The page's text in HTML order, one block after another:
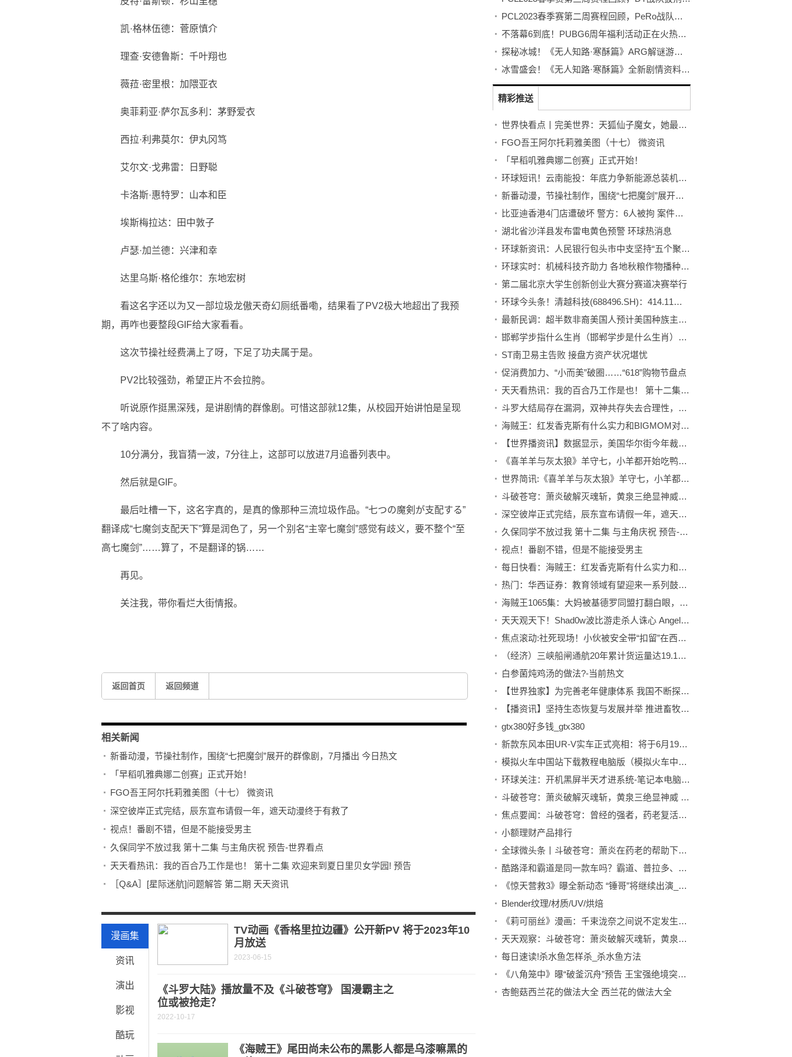
凯·格林伍德：菅原慎介
理查·安德鲁斯：千叶翔也
薇菈·密里根：加隈亚衣
奥菲莉亚·萨尔瓦多利：茅野爱衣
西拉·利弗莫尔：伊丸冈笃
艾尔文·戈弗雷：日野聪
卡洛斯·惠特罗：山本和臣
埃斯梅拉达：田中敦子
卢瑟·加兰德：兴津和幸
达里乌斯·格伦维尔：东地宏树
看这名字还以为又一部垃圾龙傲天奇幻厕纸番嘞，结果看了PV2极大地超出了我预
期，再咋也要整段GIF给大家看看。
这次节操社经费满上了呀，下足了功夫属于是。
PV2比较强劲，希望正片不会拉胯。
听说原作挺黑深残，是讲剧情的群像剧。可惜这部就12集，从校园开始讲怕是呈现
不了啥内容。
10分满分，我盲猜一波，7分往上，这部可以放进7月追番列表中。
然后就是GIF。
最后吐槽一下，这名字真的，是真的像那种三流垃圾作品。“七つの魔剣が支配する”
翻译成“七魔剑支配天下”算是润色了，另一个别名“主宰七魔剑”感觉有歧义，要不整个“至
高七魔剑”……算了，不是翻译的锅……
再见。
关注我，带你看烂大街情报。
返回首页 返回频道
相关新闻
新番动漫，节操社制作，围绕“七把魔剑”展开的群像剧，7月播出 今日热文
「早稻叽雅典娜二创赛」正式开始！
FGO吾王阿尔托莉雅美图（十七） 微资讯
深空彼岸正式完结，辰东宣布请假一年，遮天动漫终于有救了
视点！番剧不错，但是不能接受男主
久保同学不放过我 第十二集 与主角庆祝 预告-世界看点
天天看热讯：我的百合乃工作是也！ 第十二集 欢迎来到夏日里贝女学园! 预告
［Q&A］[星际迷航]问题解答 第二期 天天资讯
漫画集
资讯
演出
影视
酷玩
TV动画《香格里拉边疆》公开新PV 将于2023年10
月放送
2023-06-15
《斗罗大陆》播放量不及《斗破苍穹》 国漫霸主之
位或被抢走？
2022-10-17
《海贼王》尾田尚未公布的黑影人都是乌漆嘛黑的
PCL2023春季赛第二周赛程回顾，PeRo战队绝地反击夺桂冠
不落幕6到底！PUBG6周年福利活动正在火热开启！
探秘冰城！《无人知路·寒酥篇》ARG解谜游戏！打破次元的更多可能！
冰雪盛会！《无人知路·寒酥篇》全新剧情资料片发布！ARG解谜游戏
精彩推送
世界快看点丨完美世界：天狐仙子魔女，她最终达到了什么的境界？结局又如何？
FGO吾王阿尔托莉雅美图（十七） 微资讯
「早稻叽雅典娜二创赛」正式开始！
环球短讯！云南能投：年底力争新能源总装机规模突破200万千瓦
新番动漫，节操社制作，围绕“七把魔剑”展开的群像剧，7月播出 今日热文
比亚迪香港4门店遭破坏 警方：6人被拘 案件并非针对品牌-全球百事通
湖北省沙洋县发布雷电黄色预警 环球热消息
环球新资讯：人民银行包头市中支坚持“五个聚焦”推进涉诈“资金链”治理获实效
环球实时：机械科技齐助力 各地秋粮作物播种和田间管理有序进行
第二届北京大学生创新创业大赛分赛道决赛举行
环球今头条！清越科技(688496.SH)：414.11万股限售股6月28日解禁
最新民调：超半数非裔美国人预计美国种族主义会变得更糟
邯郸学步指什么生肖（邯郸学步是什么生肖）_全球今热点
ST南卫易主告败 接盘方资产状况堪忧
促消费加力、“小而美”破圈……“618”购物节盘点
天天看热讯：我的百合乃工作是也！ 第十二集 欢迎来到夏日里贝女学园! 预告
斗罗大结局存在漏洞，双神共存失去合理性，这个问题怎么解释？
海贼王：红发香克斯有什么实力和BIGMOM对战？剑雨和飓风相互碰撞 天天热点
【世界播资讯】数据显示，美国华尔街今年裁员将超万人
《喜羊羊与灰太狼》羊守七，小羊都开始吃鸭肉了？沸羊羊移情别恋-世界热门
世界简讯:《喜羊羊与灰太狼》羊守七，小羊都开始吃鸭肉了？沸羊羊移情别恋
斗破苍穹：萧炎破解灭魂斩，黄泉三绝显神威_天天热议
深空彼岸正式完结，辰东宣布请假一年，遮天动漫终于有救了
久保同学不放过我 第十二集 与主角庆祝 预告-世界看点
视点！番剧不错，但是不能接受男主
每日快看：海贼王：红发香克斯有什么实力和BIGMOM对战？剑雨和飓风相互碰撞
热门：华西证券：教育领域有望迎来一系列鼓励支持政策
海贼王1065集：大妈被基德罗同盟打翻白眼，索隆看到真正的死神了
天天观天下！Shad0w波比游走杀人诛心 Angel妖狐精准魅惑 NIP先下一城
焦点滚动:社死现场！小伙被安全带“扣留”在西湖边的公交车上，还惊动了民警
（经济）三峡船闸通航20年累计货运量达19.1亿吨
白参菌炖鸡汤的做法?-当前热文
【世界独家】为完善老年健康体系 我国不断探索医养结合服务模式
【播资讯】坚持生态恢复与发展并举 推进畜牧业实现高质量发展
gtx380好多钱_gtx380
新款东风本田UR-V实车正式亮相：将于6月19日正式上市-世界观焦点
模拟火车中国站下载教程电脑版（模拟火车中国站下载）
环球关注：开机黑屏半天才进系统-笔记本电脑开机总是黑屏不进入系统
斗破苍穹：萧炎破解灭魂斩，黄泉三绝显神威 天天日报
焦点要闻：斗破苍穹：曾经的强者，药老复活！美杜莎击杀韩枫，魂殿带走灵魂
小额理财产品排行
全球微头条丨斗破苍穹：萧炎在药老的帮助下，达到了斗王巅峰，三上云岚宗！
酷路泽和霸道是同一款车吗？霸道、普拉多、陆巡、酷路泽是什么关系？|环球时讯
《惊天营救3》曝全新动态 “锤哥”将继续出演_焦点快播
Blender纹理/材质/UV/烘焙
《莉可丽丝》漫画：千束泷奈之间说不定发生过的事-环球快报
天天观察：斗破苍穹：萧炎破解灭魂斩，黄泉三绝显神威
每日速读!杀水鱼怎样杀_杀水鱼方法
《八角笼中》曝“破釜沉舟”预告 王宝强绝境突围-快看点
杏鲍菇西兰花的做法大全 西兰花的做法大全